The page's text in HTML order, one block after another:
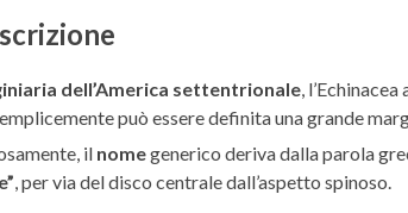
dell’America settentrionale,
può essere definita una grande
il nomegenerico deriva dalla parola
, per via del disco centrale dall’aspetto spinoso.